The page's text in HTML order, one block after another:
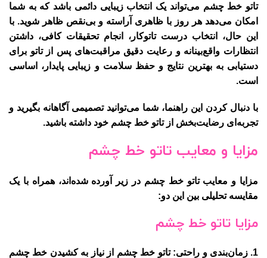
تاتو خط چشم می‌تواند یک انتخاب زیبایی دائمی باشد که به شما
امکان می‌دهد هر روز با ظاهری آراسته و بی‌نقص ظاهر شوید. با
این حال، انتخاب درست تاتوکار، انجام تحقیقات کافی، داشتن
انتظارات واقع‌بینانه و رعایت دقیق مراقبت‌های پس از تاتو برای
دستیابی به بهترین نتایج و حفظ سلامت و زیبایی پایدار، اساسی
است.
با دنبال کردن این راهنما، شما می‌توانید تصمیمی آگاهانه بگیرید و
تجربه‌ای رضایت‌بخش از تاتو خط چشم خود داشته باشید.
مزایا و معایب تاتو خط چشم
مزایا و معایب تاتو خط چشم در زیر آورده شده‌اند، همراه با یک
مقایسه تحلیلی بین این دو:
مزایا تاتو خط چشم
زمان‌بندی و راحتی: تاتو خط چشم از نیاز به کشیدن خط چشم